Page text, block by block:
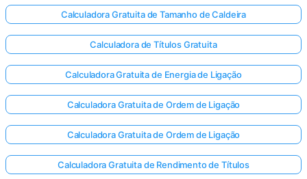
Calculadora Gratuita de Tamanho de Caldeira
Calculadora de Títulos Gratuita
Calculadora Gratuita de Energia de Ligação
Calculadora Gratuita de Ordem de Ligação
Calculadora Gratuita de Ordem de Ligação
Calculadora Gratuita de Rendimento de Títulos